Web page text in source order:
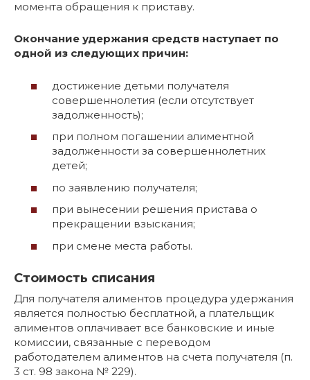
момента обращения к приставу.
Окончание удержания средств наступает по
одной из следующих причин:
достижение детьми получателя
совершеннолетия (если отсутствует
задолженность);
при полном погашении алиментной
задолженности за совершеннолетних
детей;
по заявлению получателя;
при вынесении решения пристава о
прекращении взыскания;
при смене места работы.
Стоимость списания
Для получателя алиментов процедура удержания
является полностью бесплатной, а плательщик
алиментов оплачивает все банковские и иные
комиссии, связанные с переводом
работодателем алиментов на счета получателя (п.
3 ст. 98 закона № 229).